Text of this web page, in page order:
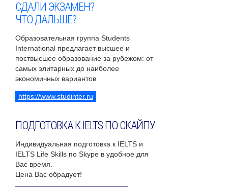
СДАЛИ ЭКЗАМЕН?
ЧТО ДАЛЬШЕ?
Образовательная группа Students
International предлагает высшее и
поствысшее образование за рубежом: от
самых элитарных до наиболее
экономичных вариантов
https://www.studinter.ru
ПОДГОТОВКА К IELTS ПО СКАЙПУ
Индивидуальная подготовка к IELTS и
IELTS Life Skills по Skype в удобное для
Вас время.
Цена Вас обрадует!